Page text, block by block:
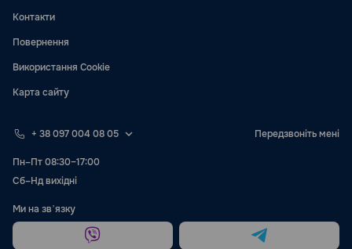
Контакти
Повернення
Використання Cookie
Карта сайту
+ 38 097 004 08 05 Передзвоніть мені
Пн–Пт 08:30–17:00
Сб–Нд вихідні
Ми на звʼязку